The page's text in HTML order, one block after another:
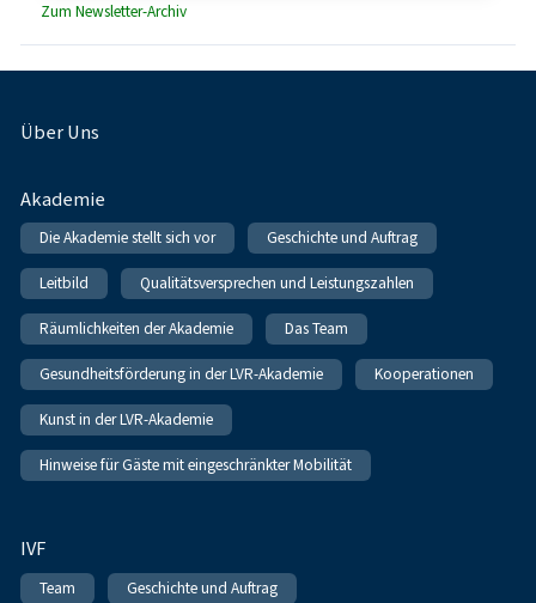
Zum Newsletter-Archiv
Fußnavigation
Über Uns
Akademie
Die Akademie stellt sich vor Geschichte und Auftrag
Leitbild Qualitätsversprechen und Leistungszahlen
Räumlichkeiten der Akademie Das Team
Gesundheitsförderung in der LVR-Akademie Kooperationen
Kunst in der LVR-Akademie
Hinweise für Gäste mit eingeschränkter Mobilität
IVF
Team Geschichte und Auftrag